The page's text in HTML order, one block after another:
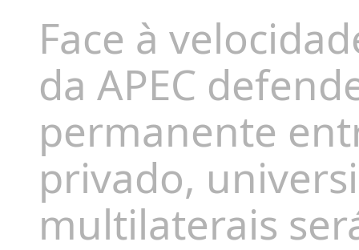
Face à
da APEC
permanente
privado,
multilaterais